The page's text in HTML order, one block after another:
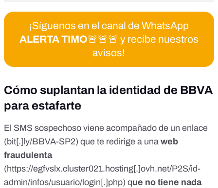
¡Síguenos en el canal de WhatsApp
ALERTA TIMO🚨🚨🚨 y recibe nuestros
avisos!
Cómo suplantan la identidad de BBVA
para estafarte
El SMS sospechoso viene acompañado de un enlace
(bit[.]ly/BBVA-SP2) que te redirige a una web
fraudulenta
(https://egfvslx.cluster021.hosting[.]ovh.net/P2S/id-
admin/infos/usuario/login[.]php) que no tiene nada